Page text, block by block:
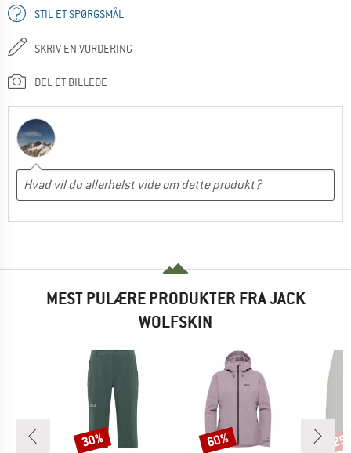
STIL ET SPØRGSMÅL
SKRIV EN VURDERING
DEL ET BILLEDE
MEST PULÆRE PRODUKTER FRA JACK
WOLFSKIN
Rabat
30% Rabat
60%